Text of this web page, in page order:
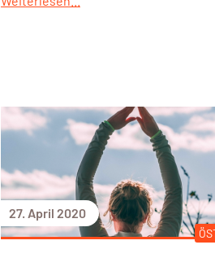
27. April 2020